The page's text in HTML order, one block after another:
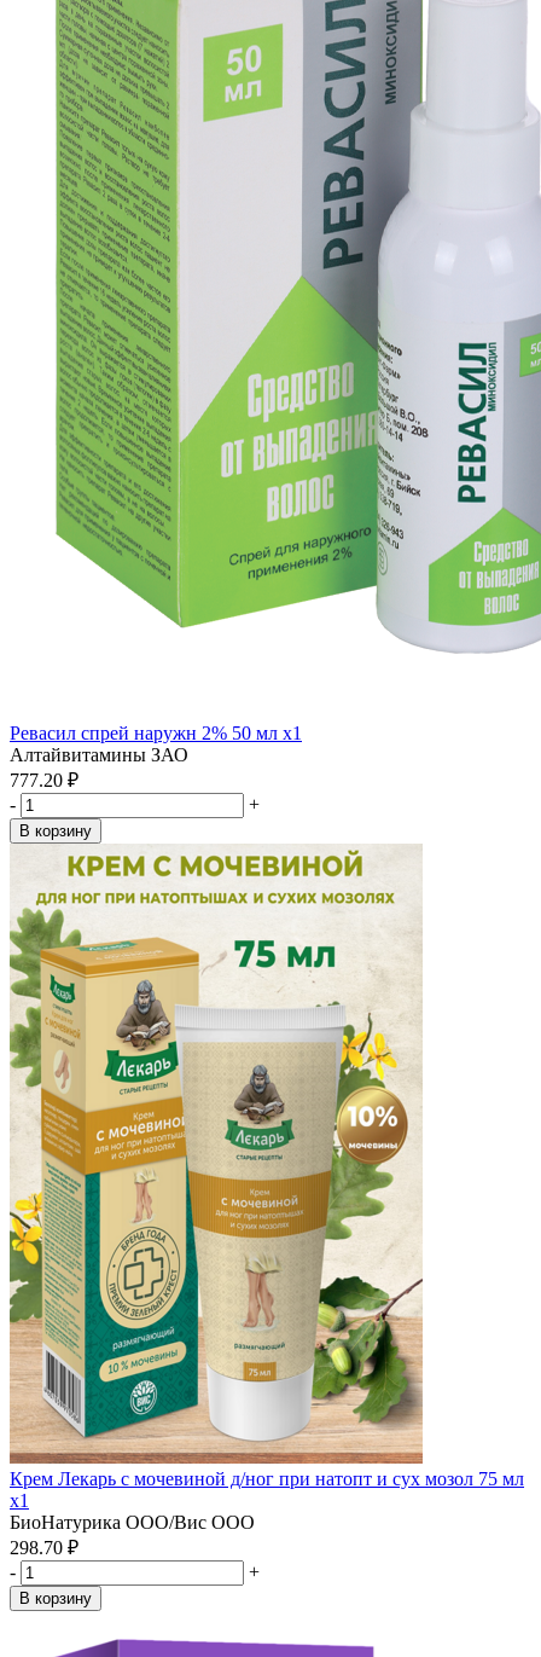
Ревасил спрей наружн 2% 50 мл x1
Алтайвитамины ЗАО
777.20 ₽
-
+
В корзину
Крем Лекарь с мочевиной д/ног при натопт и сух мозол 75 мл
x1
БиоНатурика ООО/Вис ООО
298.70 ₽
-
+
В корзину